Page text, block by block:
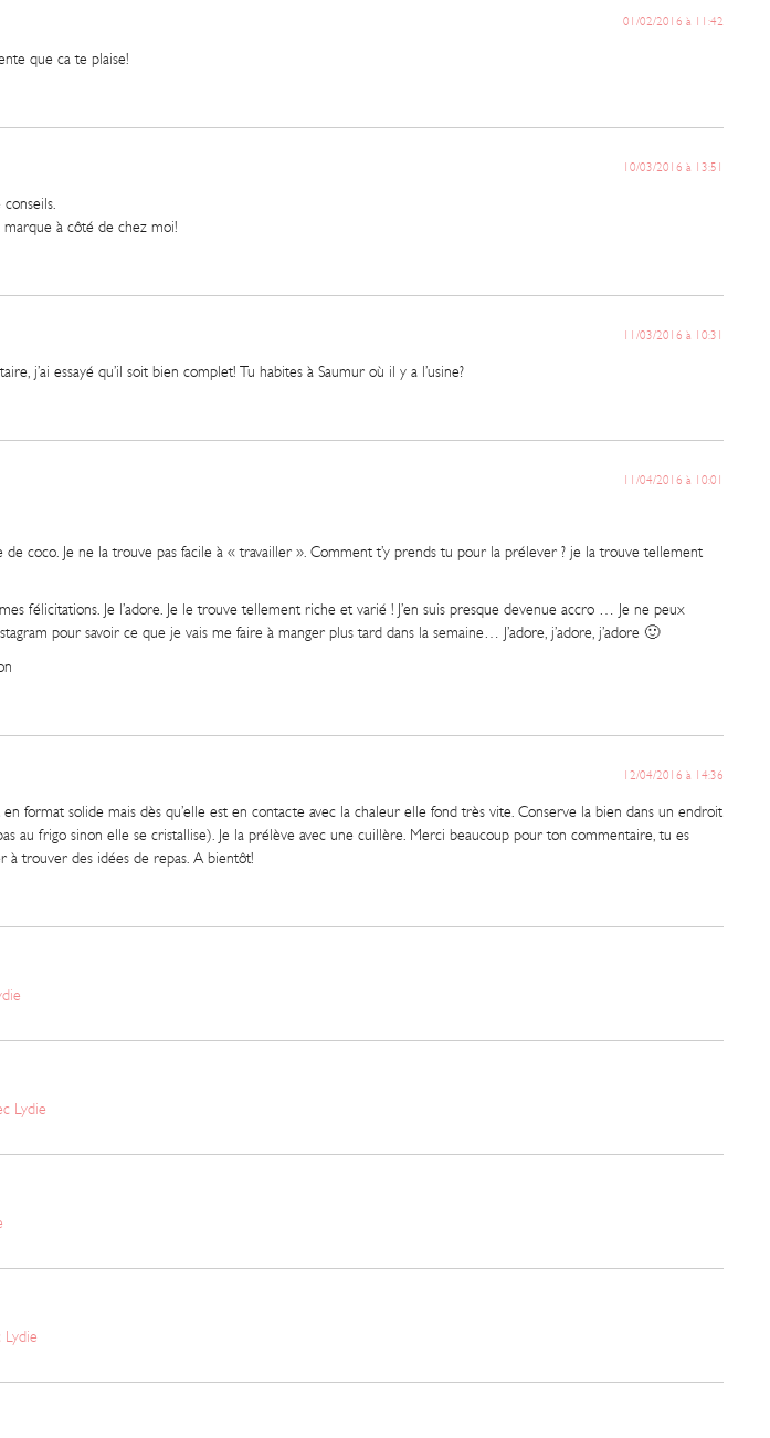
01/02/2016 à 11:42
que ca te plaise!
10/03/2016 à 13:51
marque à côté de chez moi!
11/03/2016 à 10:31
j’ai essayé qu’il soit bien complet! Tu habites à Saumur où il y a l’usine?
11/04/2016 à 10:01
de coco. Je ne la trouve pas facile à « travailler ». Comment t’y prends tu pour la prélever ? je la trouve tellement
félicitations. Je l’adore. Je le trouve tellement riche et varié ! J’en suis presque devenue accro … Je ne peux
pour savoir ce que je vais me faire à manger plus tard dans la semaine… J’adore, j’adore, j’adore 🙂
12/04/2016 à 14:36
format solide mais dès qu’elle est en contacte avec la chaleur elle fond très vite. Conserve la bien dans un endroit
au frigo sinon elle se cristallise). Je la prélève avec une cuillère. Merci beaucoup pour ton commentaire, tu es
à trouver des idées de repas. A bientôt!
Lydie
Lydie